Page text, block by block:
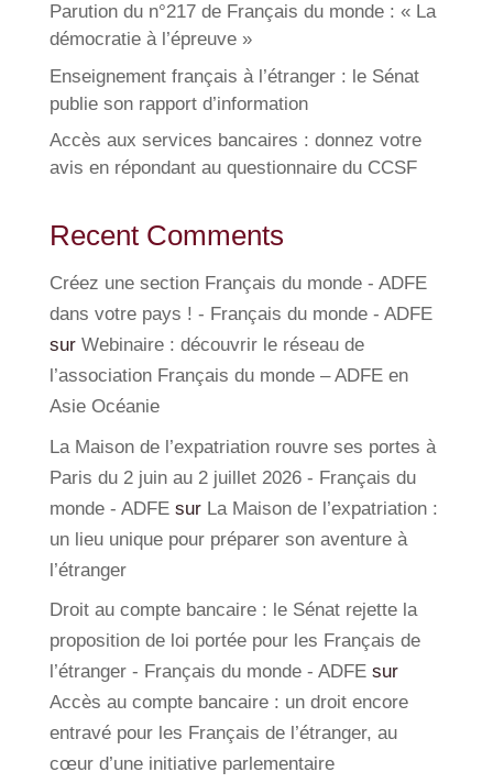
Parution du n°217 de Français du monde : « La
démocratie à l’épreuve »
Enseignement français à l’étranger : le Sénat
publie son rapport d’information
Accès aux services bancaires : donnez votre
avis en répondant au questionnaire du CCSF
Recent Comments
Créez une section Français du monde - ADFE
dans votre pays ! - Français du monde - ADFE
sur Webinaire : découvrir le réseau de
l’association Français du monde – ADFE en
Asie Océanie
La Maison de l’expatriation rouvre ses portes à
Paris du 2 juin au 2 juillet 2026 - Français du
monde - ADFEsur La Maison de l’expatriation :
un lieu unique pour préparer son aventure à
l’étranger
Droit au compte bancaire : le Sénat rejette la
proposition de loi portée pour les Français de
l’étranger - Français du monde - ADFEsur
Accès au compte bancaire : un droit encore
entravé pour les Français de l’étranger, au
cœur d’une initiative parlementaire